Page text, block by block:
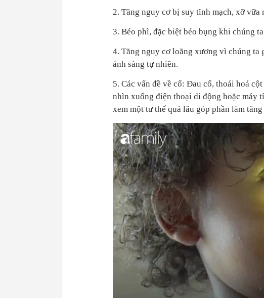
2. Tăng nguy cơ bị suy tĩnh mạch, xỡ vữa
3. Béo phì, đặc biệt béo bụng khi chúng
4. Tăng nguy cơ loãng xương vì chúng
ánh sáng tự nhiên.
5. Các vấn đề về cổ: Đau cổ, thoái hoá
nhìn xuống điện thoại di động hoặc máy
xem một tư thế quá lâu góp phần làm